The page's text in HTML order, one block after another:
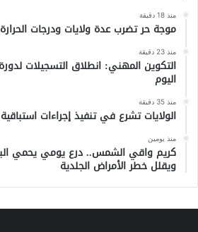
منذ 18 دقيقة
موجة حر تضرب عدة ولايات ودرجات الحرارة تصل
منذ 23 دقيقة
اليوم
منذ 35 دقيقة
الولايات تشرع في تنفيذ إجراءات
منذ يومين
كريم واقي الشمس.. درع يومي يحمي
ويقلل خطر الأمراض الجلدية